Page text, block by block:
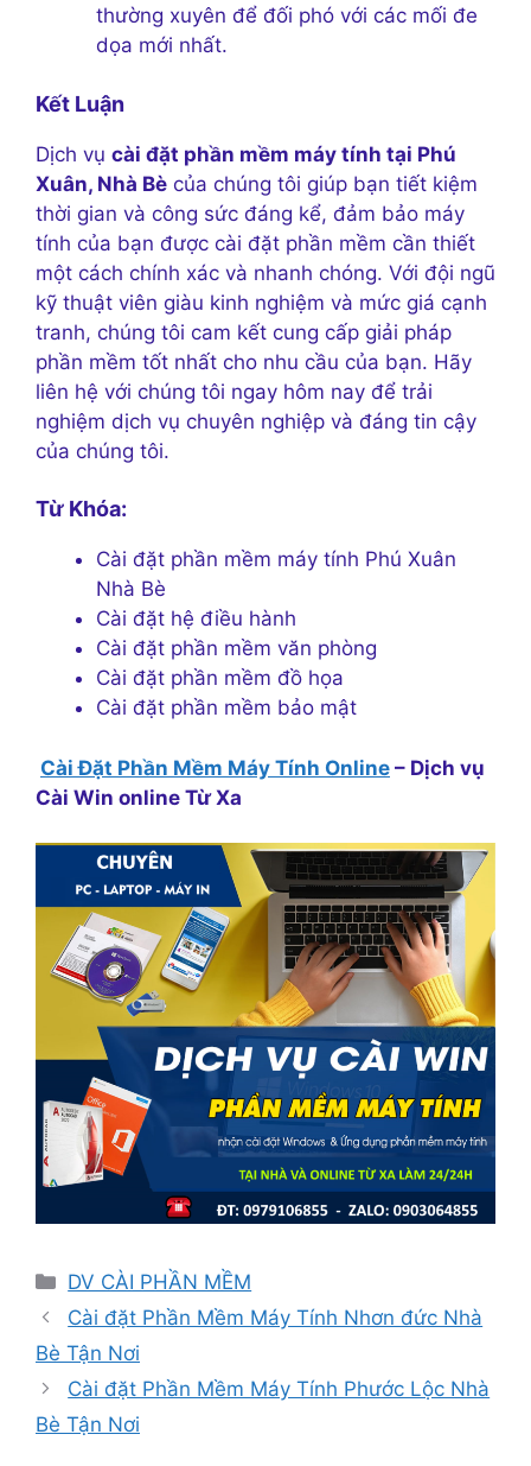
thường xuyên để đối phó với các mối đe
dọa mới nhất.
Kết Luận
Dịch vụ cài đặt phần mềm máy tính tại Phú
Xuân, Nhà Bè của chúng tôi giúp bạn tiết kiệm
thời gian và công sức đáng kể, đảm bảo máy
tính của bạn được cài đặt phần mềm cần thiết
một cách chính xác và nhanh chóng. Với đội ngũ
kỹ thuật viên giàu kinh nghiệm và mức giá cạnh
tranh, chúng tôi cam kết cung cấp giải pháp
phần mềm tốt nhất cho nhu cầu của bạn. Hãy
liên hệ với chúng tôi ngay hôm nay để trải
nghiệm dịch vụ chuyên nghiệp và đáng tin cậy
của chúng tôi.
Từ Khóa:
Cài đặt phần mềm máy tính Phú Xuân
Nhà Bè
Cài đặt hệ điều hành
Cài đặt phần mềm văn phòng
Cài đặt phần mềm đồ họa
Cài đặt phần mềm bảo mật
Cài Đặt Phần Mềm Máy Tính Online – Dịch vụ
Cài Win online Từ Xa
Danh
mục
DV CÀI PHẦN MỀM
Cài đặt Phần Mềm Máy Tính Nhơn đức Nhà
Bè Tận Nơi
Cài đặt Phần Mềm Máy Tính Phước Lộc Nhà
Bè Tận Nơi